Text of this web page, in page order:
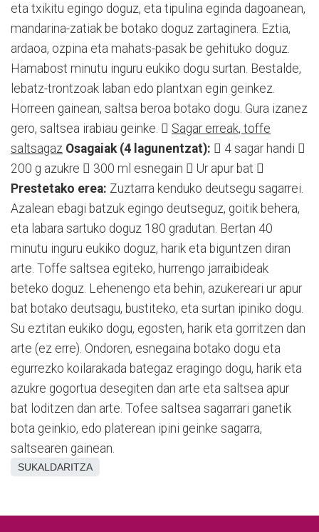
eta txikitu egingo doguz, eta tipulina eginda dagoanean,
mandarina-zatiak be botako doguz zartaginera. Eztia,
ardaoa, ozpina eta mahats-pasak be gehituko doguz.
Hamabost minutu inguru eukiko dogu surtan. Bestalde,
lebatz-trontzoak laban edo plantxan egin geinkez.
Horreen gainean, saltsa beroa botako dogu. Gura izanez
gero, saltsea irabiau geinke.  Sagar erreak, toffe
saltsagaz Osagaiak (4 lagunentzat):  4 sagar handi 
200 g azukre  300 ml esnegain  Ur apur bat 
Prestetako erea: Zuztarra kenduko deutsegu sagarrei.
Azalean ebagi batzuk egingo deutseguz, goitik behera,
eta labara sartuko doguz 180 gradutan. Bertan 40
minutu inguru eukiko doguz, harik eta biguntzen diran
arte. Toffe saltsea egiteko, hurrengo jarraibideak
beteko doguz. Lehenengo eta behin, azukereari ur apur
bat botako deutsagu, bustiteko, eta surtan ipiniko dogu.
Su eztitan eukiko dogu, egosten, harik eta gorritzen dan
arte (ez erre). Ondoren, esnegaina botako dogu eta
egurrezko koilarakada bategaz eragingo dogu, harik eta
azukre gogortua desegiten dan arte eta saltsea apur
bat loditzen dan arte. Tofee saltsea sagarrari ganetik
bota geinkio, edo platerean ipini geinke sagarra,
saltsearen gainean.
SUKALDARITZA